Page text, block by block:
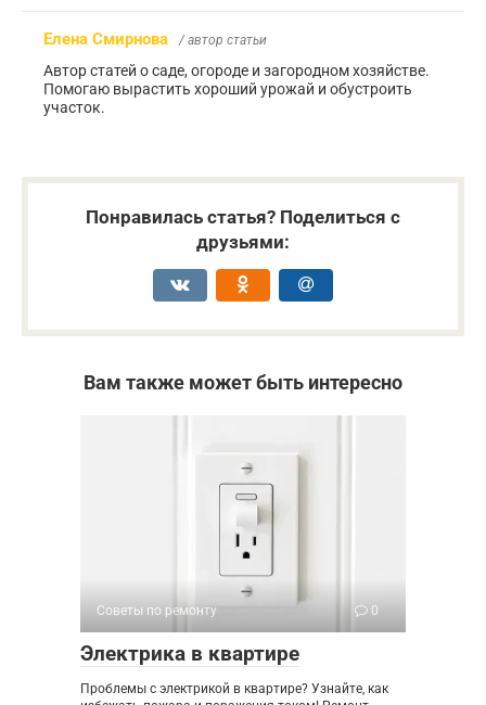
Елена Смирнова / автор статьи
Автор статей о саде, огороде и загородном хозяйстве.
Помогаю вырастить хороший урожай и обустроить
участок.
Понравилась статья? Поделиться с
друзьями:
Вам также может быть интересно
Советы по ремонту 0
Электрика в квартире
Проблемы с электрикой в квартире? Узнайте, как